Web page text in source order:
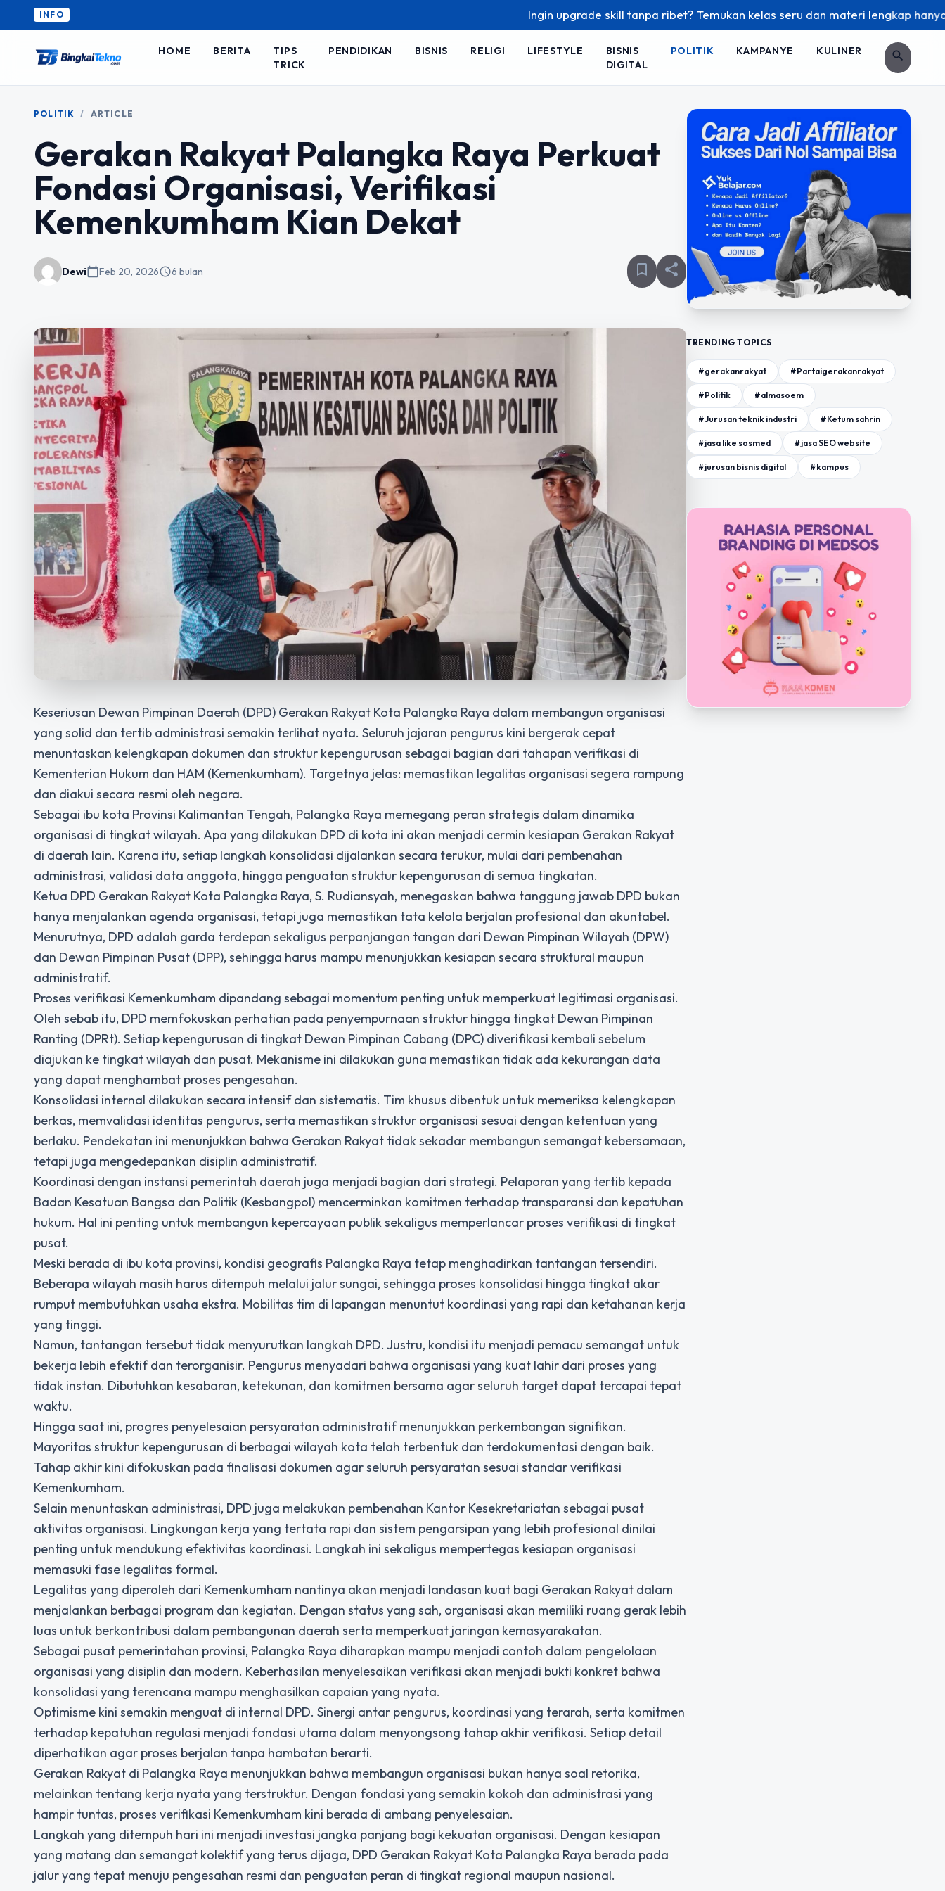
INFO Ingin upgrade skill tanpa ribet? Temukan kelas seru dan materi lengkap hanya di
HOME BERITA
TIPS
TRICK
PENDIDIKAN BISNIS RELIGI LIFESTYLE
BISNIS
DIGITAL
POLITIK KAMPANYE KULINER search
POLITIK / ARTICLE
Gerakan Rakyat Palangka Raya Perkuat
Fondasi Organisasi, Verifikasi
Kemenkumham Kian Dekat
Dewicalendar_todayFeb 20, 2026schedule6 bulan bookmark_border share
Keseriusan Dewan Pimpinan Daerah (DPD) Gerakan Rakyat Kota Palangka Raya dalam membangun organisasi
yang solid dan tertib administrasi semakin terlihat nyata. Seluruh jajaran pengurus kini bergerak cepat
menuntaskan kelengkapan dokumen dan struktur kepengurusan sebagai bagian dari tahapan verifikasi di
Kementerian Hukum dan HAM (Kemenkumham). Targetnya jelas: memastikan legalitas organisasi segera rampung
dan diakui secara resmi oleh negara.
Sebagai ibu kota Provinsi Kalimantan Tengah, Palangka Raya memegang peran strategis dalam dinamika
organisasi di tingkat wilayah. Apa yang dilakukan DPD di kota ini akan menjadi cermin kesiapan Gerakan Rakyat
di daerah lain. Karena itu, setiap langkah konsolidasi dijalankan secara terukur, mulai dari pembenahan
administrasi, validasi data anggota, hingga penguatan struktur kepengurusan di semua tingkatan.
Ketua DPD Gerakan Rakyat Kota Palangka Raya, S. Rudiansyah, menegaskan bahwa tanggung jawab DPD bukan
hanya menjalankan agenda organisasi, tetapi juga memastikan tata kelola berjalan profesional dan akuntabel.
Menurutnya, DPD adalah garda terdepan sekaligus perpanjangan tangan dari Dewan Pimpinan Wilayah (DPW)
dan Dewan Pimpinan Pusat (DPP), sehingga harus mampu menunjukkan kesiapan secara struktural maupun
administratif.
Proses verifikasi Kemenkumham dipandang sebagai momentum penting untuk memperkuat legitimasi organisasi.
Oleh sebab itu, DPD memfokuskan perhatian pada penyempurnaan struktur hingga tingkat Dewan Pimpinan
Ranting (DPRt). Setiap kepengurusan di tingkat Dewan Pimpinan Cabang (DPC) diverifikasi kembali sebelum
diajukan ke tingkat wilayah dan pusat. Mekanisme ini dilakukan guna memastikan tidak ada kekurangan data
yang dapat menghambat proses pengesahan.
Konsolidasi internal dilakukan secara intensif dan sistematis. Tim khusus dibentuk untuk memeriksa kelengkapan
berkas, memvalidasi identitas pengurus, serta memastikan struktur organisasi sesuai dengan ketentuan yang
berlaku. Pendekatan ini menunjukkan bahwa Gerakan Rakyat tidak sekadar membangun semangat kebersamaan,
tetapi juga mengedepankan disiplin administratif.
Koordinasi dengan instansi pemerintah daerah juga menjadi bagian dari strategi. Pelaporan yang tertib kepada
Badan Kesatuan Bangsa dan Politik (Kesbangpol) mencerminkan komitmen terhadap transparansi dan kepatuhan
hukum. Hal ini penting untuk membangun kepercayaan publik sekaligus memperlancar proses verifikasi di tingkat
pusat.
Meski berada di ibu kota provinsi, kondisi geografis Palangka Raya tetap menghadirkan tantangan tersendiri.
Beberapa wilayah masih harus ditempuh melalui jalur sungai, sehingga proses konsolidasi hingga tingkat akar
rumput membutuhkan usaha ekstra. Mobilitas tim di lapangan menuntut koordinasi yang rapi dan ketahanan kerja
yang tinggi.
Namun, tantangan tersebut tidak menyurutkan langkah DPD. Justru, kondisi itu menjadi pemacu semangat untuk
bekerja lebih efektif dan terorganisir. Pengurus menyadari bahwa organisasi yang kuat lahir dari proses yang
tidak instan. Dibutuhkan kesabaran, ketekunan, dan komitmen bersama agar seluruh target dapat tercapai tepat
waktu.
Hingga saat ini, progres penyelesaian persyaratan administratif menunjukkan perkembangan signifikan.
Mayoritas struktur kepengurusan di berbagai wilayah kota telah terbentuk dan terdokumentasi dengan baik.
Tahap akhir kini difokuskan pada finalisasi dokumen agar seluruh persyaratan sesuai standar verifikasi
Kemenkumham.
Selain menuntaskan administrasi, DPD juga melakukan pembenahan Kantor Kesekretariatan sebagai pusat
aktivitas organisasi. Lingkungan kerja yang tertata rapi dan sistem pengarsipan yang lebih profesional dinilai
penting untuk mendukung efektivitas koordinasi. Langkah ini sekaligus mempertegas kesiapan organisasi
memasuki fase legalitas formal.
Legalitas yang diperoleh dari Kemenkumham nantinya akan menjadi landasan kuat bagi Gerakan Rakyat dalam
menjalankan berbagai program dan kegiatan. Dengan status yang sah, organisasi akan memiliki ruang gerak lebih
luas untuk berkontribusi dalam pembangunan daerah serta memperkuat jaringan kemasyarakatan.
Sebagai pusat pemerintahan provinsi, Palangka Raya diharapkan mampu menjadi contoh dalam pengelolaan
organisasi yang disiplin dan modern. Keberhasilan menyelesaikan verifikasi akan menjadi bukti konkret bahwa
konsolidasi yang terencana mampu menghasilkan capaian yang nyata.
Optimisme kini semakin menguat di internal DPD. Sinergi antar pengurus, koordinasi yang terarah, serta komitmen
terhadap kepatuhan regulasi menjadi fondasi utama dalam menyongsong tahap akhir verifikasi. Setiap detail
diperhatikan agar proses berjalan tanpa hambatan berarti.
Gerakan Rakyat di Palangka Raya menunjukkan bahwa membangun organisasi bukan hanya soal retorika,
melainkan tentang kerja nyata yang terstruktur. Dengan fondasi yang semakin kokoh dan administrasi yang
hampir tuntas, proses verifikasi Kemenkumham kini berada di ambang penyelesaian.
Langkah yang ditempuh hari ini menjadi investasi jangka panjang bagi kekuatan organisasi. Dengan kesiapan
yang matang dan semangat kolektif yang terus dijaga, DPD Gerakan Rakyat Kota Palangka Raya berada pada
jalur yang tepat menuju pengesahan resmi dan penguatan peran di tingkat regional maupun nasional.
TRENDING TOPICS
#gerakanrakyat #Partaigerakanrakyat
#Politik #almasoem
#Jurusan teknik industri #Ketum sahrin
#jasa like sosmed #jasa SEO website
#jurusan bisnis digital #kampus